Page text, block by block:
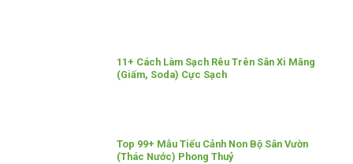
11+ Cách Làm Sạch Rêu Trên Sân Xi Măng
(Giấm, Soda) Cực Sạch
Top 99+ Mẫu Tiểu Cảnh Non Bộ Sân Vườn
(Thác Nước) Phong Thuỷ